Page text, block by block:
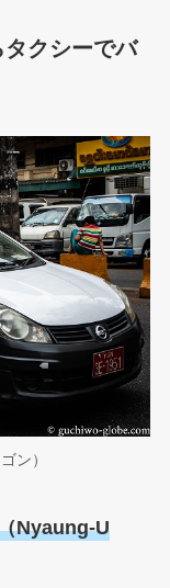
クシーでバ
ン）
Nyaung-U